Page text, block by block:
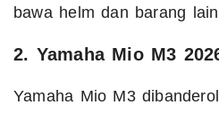
bawa helm dan barang
2. Yamaha Mio M3
Yamaha Mio M3